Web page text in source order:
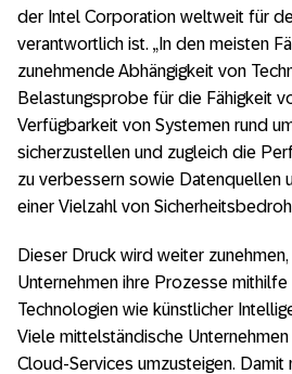
der Intel Corporation weltweit für
verantwortlich ist. „In den meisten
zunehmende Abhängigkeit von
Belastungsprobe für die Fähigkeit
Verfügbarkeit von Systemen rund
sicherzustellen und zugleich die
zu verbessern sowie Datenquellen
einer Vielzahl von
Dieser Druck wird weiter
Unternehmen ihre Prozesse
Technologien wie künstlicher
Viele mittelständische
Cloud-Services umzusteigen. Damit